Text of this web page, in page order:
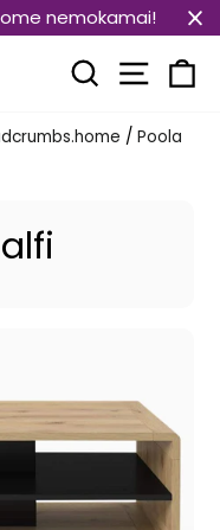
nemokamai!
Translation
/ Poola